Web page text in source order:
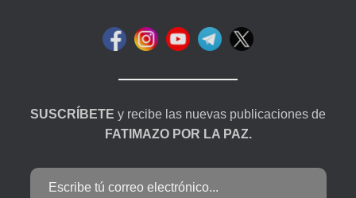
SUSCRÍBETE y recibe las nuevas publicaciones de
FATIMAZO POR LA PAZ.